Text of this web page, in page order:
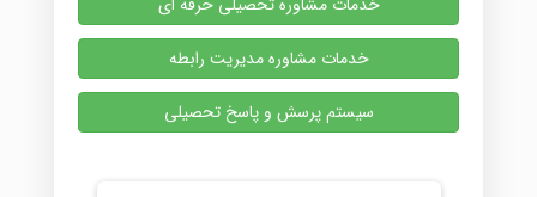
خدمات مشاوره مدیریت رابطه
سیستم پرسش و پاسخ تحصیلی